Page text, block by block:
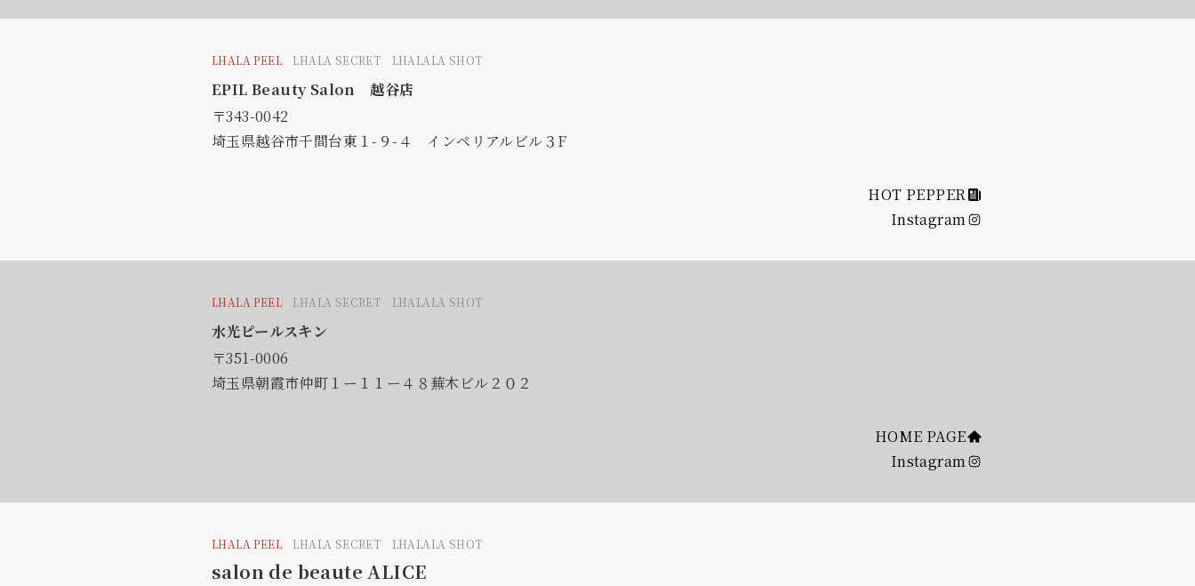
LHALA PEEL LHALA SECRET LHALALA SHOT
EPIL Beauty Salon 越谷店
〒343-0042
埼玉県越谷市千間台東１-９-４ インペリアルビル３F
HOT PEPPER
Instagram
LHALA PEEL LHALA SECRET LHALALA SHOT
水光ピールスキン
〒351-0006
埼玉県朝霞市仲町１ー１１ー４８蕪木ビル２０２
HOME PAGE
Instagram
LHALA PEEL LHALA SECRET LHALALA SHOT
salon de beaute ALICE